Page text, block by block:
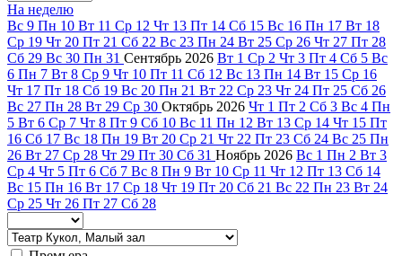
На неделю
Вс 9 Пн 10 Вт 11 Ср 12 Чт 13 Пт 14 Сб 15 Вс 16 Пн 17 Вт 18
Ср 19 Чт 20 Пт 21 Сб 22 Вс 23 Пн 24 Вт 25 Ср 26 Чт 27 Пт 28
Сб 29 Вс 30 Пн 31 Сентябрь 2026 Вт 1 Ср 2 Чт 3 Пт 4 Сб 5 Вс
6 Пн 7 Вт 8 Ср 9 Чт 10 Пт 11 Сб 12 Вс 13 Пн 14 Вт 15 Ср 16
Чт 17 Пт 18 Сб 19 Вс 20 Пн 21 Вт 22 Ср 23 Чт 24 Пт 25 Сб 26
Вс 27 Пн 28 Вт 29 Ср 30 Октябрь 2026 Чт 1 Пт 2 Сб 3 Вс 4 Пн
5 Вт 6 Ср 7 Чт 8 Пт 9 Сб 10 Вс 11 Пн 12 Вт 13 Ср 14 Чт 15 Пт
16 Сб 17 Вс 18 Пн 19 Вт 20 Ср 21 Чт 22 Пт 23 Сб 24 Вс 25 Пн
26 Вт 27 Ср 28 Чт 29 Пт 30 Сб 31 Ноябрь 2026 Вс 1 Пн 2 Вт 3
Ср 4 Чт 5 Пт 6 Сб 7 Вс 8 Пн 9 Вт 10 Ср 11 Чт 12 Пт 13 Сб 14
Вс 15 Пн 16 Вт 17 Ср 18 Чт 19 Пт 20 Сб 21 Вс 22 Пн 23 Вт 24
Ср 25 Чт 26 Пт 27 Сб 28